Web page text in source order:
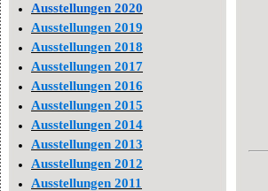
Ausstellungen 2020
Ausstellungen 2019
Ausstellungen 2018
Ausstellungen 2017
Ausstellungen 2016
Ausstellungen 2015
Ausstellungen 2014
Ausstellungen 2013
Ausstellungen 2012
Ausstellungen 2011